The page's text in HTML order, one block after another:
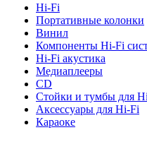
Hi-Fi
Портативные колонки
Винил
Компоненты Hi-Fi
Hi-Fi акустика
Медиаплееры
CD
Стойки и тумбы для
Аксессуары для Hi-Fi
Караоке